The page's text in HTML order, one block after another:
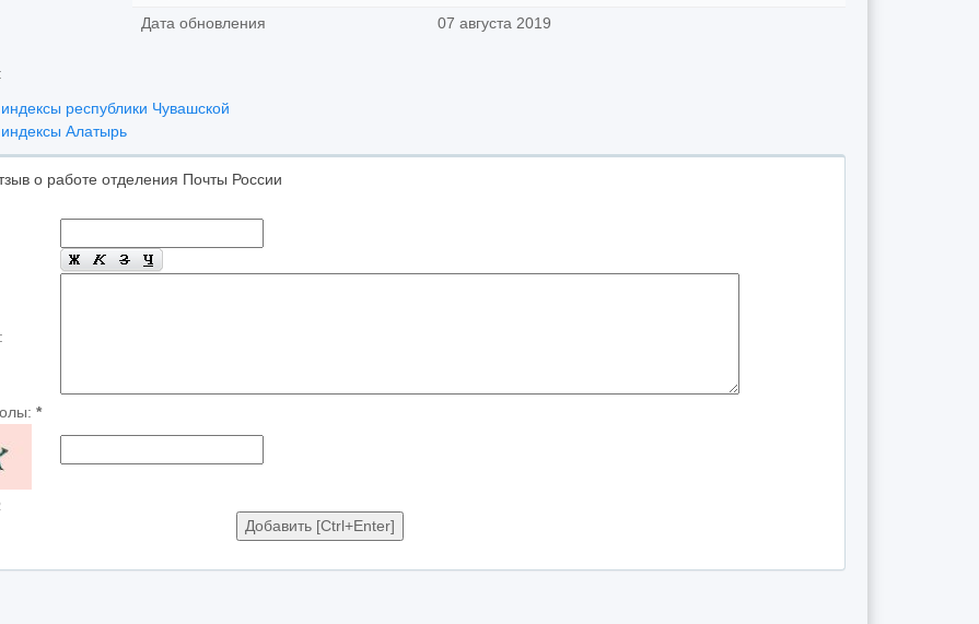
Дата обновления
07 августа 2019
республики Чувашской
Алатырь
о работе отделения Почты России
*